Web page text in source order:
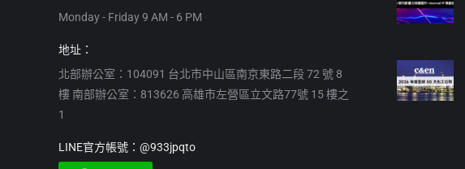
Monday - Friday 9 AM - 6 PM
地址：
北部辦公室：104091 台北市中山區南京東路二段 72 號 8
樓 南部辦公室：813626 高雄市左營區立文路77號 15 樓之
1
LINE官方帳號：@933jpqto